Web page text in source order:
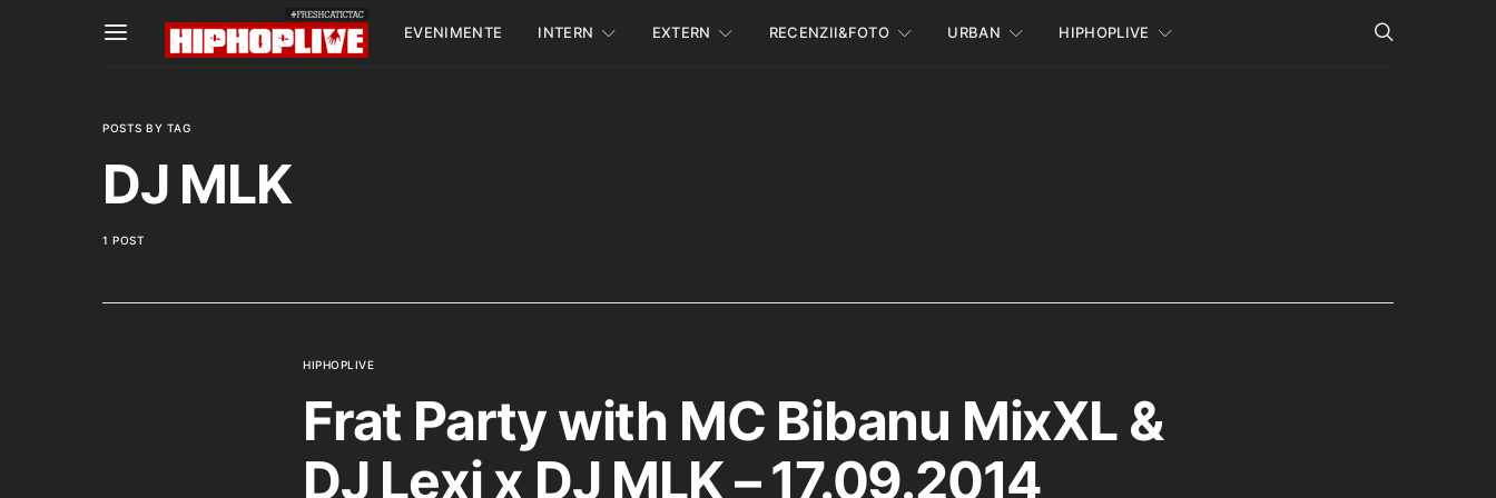
EVENIMENTE INTERN EXTERN RECENZII&FOTO URBAN HIPHOPLIVE
POSTS BY TAG
DJ MLK
1 POST
HIPHOPLIVE
Frat Party with MC Bibanu MixXL &
DJ Lexi x DJ MLK – 17.09.2014